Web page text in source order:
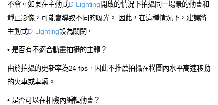
不會。如果在主動式D-Lighting開啟的情況下拍攝同一場景的動畫和
靜止影像，可能會導致不同的曝光。 因此，在這種情況下，建議將
主動式D-Lighting設為關閉。
• 是否有不適合動畫拍攝的主體？
由於拍攝的更新率為24 fps，因此不推薦拍攝在構圖內水平高速移動
的火車或車輛。
• 是否可以在相機內編輯動畫？